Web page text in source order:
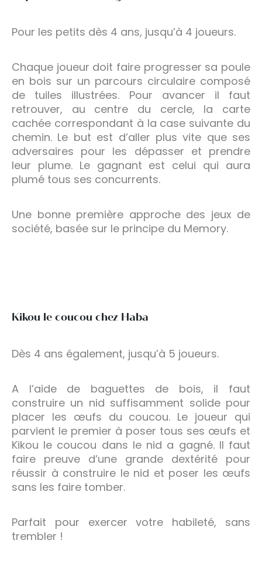
Pour les petits dès 4 ans, jusqu’à 4 joueurs.
Chaque joueur doit faire progresser sa poule
en bois sur un parcours circulaire composé
de tuiles illustrées. Pour avancer il faut
retrouver, au centre du cercle, la carte
cachée correspondant à la case suivante du
chemin. Le but est d’aller plus vite que ses
adversaires pour les dépasser et prendre
leur plume. Le gagnant est celui qui aura
plumé tous ses concurrents.
Une bonne première approche des jeux de
société, basée sur le principe du Memory.
Kikou le coucou chez Haba
Dès 4 ans également, jusqu’à 5 joueurs.
A l’aide de baguettes de bois, il faut
construire un nid suffisamment solide pour
placer les œufs du coucou. Le joueur qui
parvient le premier à poser tous ses œufs et
Kikou le coucou dans le nid a gagné. Il faut
faire preuve d’une grande dextérité pour
réussir à construire le nid et poser les œufs
sans les faire tomber.
Parfait pour exercer votre habileté, sans
trembler !